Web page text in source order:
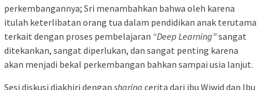
perkembangannya; Sri menambahkan bahwa oleh karena
itulah keterlibatan orang tua dalam pendidikan anak terutama
terkait dengan proses pembelajaran “Deep Learning”sangat
ditekankan, sangat diperlukan, dan sangat penting karena
akan menjadi bekal perkembangan bahkan sampai usia lanjut.
Sesi diskusi diakhiri dengan sharing cerita dari ibu Wiwid dan Ibu